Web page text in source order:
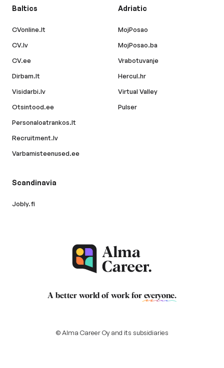
Baltics
CVonline.lt
CV.lv
CV.ee
Dirbam.lt
Visidarbi.lv
Otsintood.ee
Personaloatrankos.lt
Recruitment.lv
Varbamisteenused.ee
Adriatic
MojPosao
MojPosao.ba
Vrabotuvanje
Hercul.hr
Virtual Valley
Pulser
Scandinavia
Jobly.fi
A better world of work for everyone.
© Alma Career Oy and its subsidiaries